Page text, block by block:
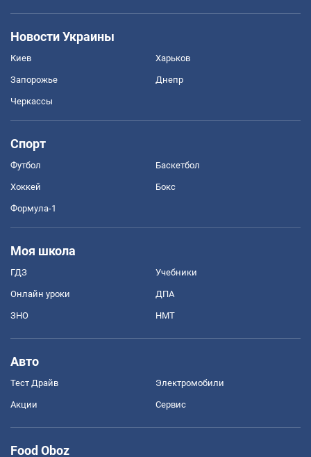
Новости Украины
Киев Харьков
Запорожье Днепр
Черкассы
Спорт
Футбол Баскетбол
Хоккей Бокс
Формула-1
Моя школа
ГДЗ Учебники
Онлайн уроки ДПА
ЗНО НМТ
Авто
Тест Драйв Электромобили
Акции Сервис
Food Oboz